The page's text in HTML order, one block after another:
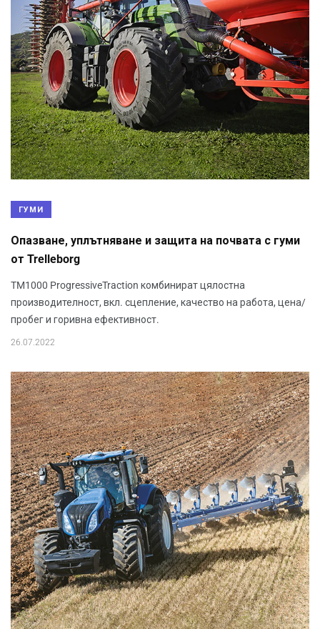
ГУМИ
Опазване, уплътняване и защита на почвата с гуми
от Trelleborg
TM1000 ProgressiveTraction комбинират цялостна
производителност, вкл. сцепление, качество на работа, цена/
пробег и горивна ефективност.
26.07.2022